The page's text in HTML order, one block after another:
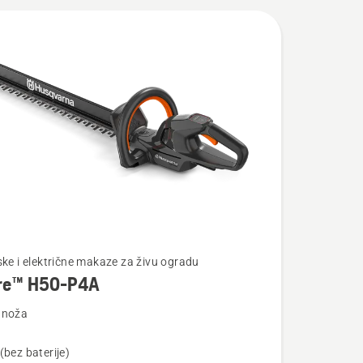
i električne makaze za živu ogradu
H50-P4A
baterije)